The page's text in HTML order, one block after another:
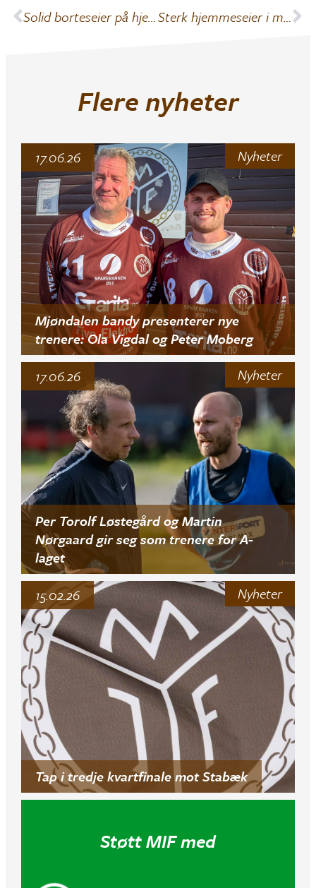
Solid borteseier på hjemmebane Sterk hjemmeseier i målrik kamp mot Røa
Flere nyheter
Nyheter
Mjøndalen bandy presenterer nye
trenere: Ola Vigdal og Peter Moberg
17.06.26
Nyheter
Per Torolf Løstegård og Martin
Nørgaard gir seg som trenere for A-
laget
17.06.26
Nyheter
Tap i tredje kvartfinale mot Stabæk
15.02.26
Støtt MIF med